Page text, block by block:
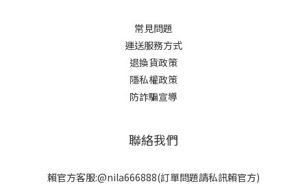
常見問題
運送服務方式
退換貨政策
隱私權政策
防詐騙宣導
聯絡我們
賴官方客服:@nila666888(訂單問題請私訊賴官方)